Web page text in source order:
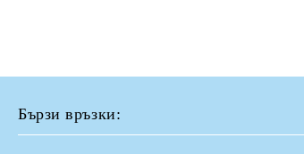
Бързи връзки: